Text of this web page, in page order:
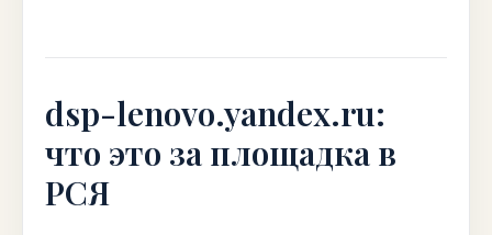
dsp-lenovo.yandex.ru:
что это за площадка в
РСЯ